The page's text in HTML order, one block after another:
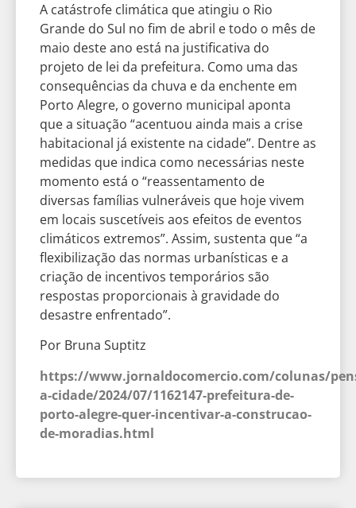
A catástrofe climática que atingiu o Rio
Grande do Sul no fim de abril e todo o mês de
maio deste ano está na justificativa do
projeto de lei da prefeitura. Como uma das
consequências da chuva e da enchente em
Porto Alegre, o governo municipal aponta
que a situação “acentuou ainda mais a crise
habitacional já existente na cidade”. Dentre as
medidas que indica como necessárias neste
momento está o “reassentamento de
diversas famílias vulneráveis que hoje vivem
em locais suscetíveis aos efeitos de eventos
climáticos extremos”. Assim, sustenta que “a
flexibilização das normas urbanísticas e a
criação de incentivos temporários são
respostas proporcionais à gravidade do
desastre enfrentado”.
Por Bruna Suptitz
https://www.jornaldocomercio.com/colunas/
a-cidade/2024/07/1162147-prefeitura-de-
porto-alegre-quer-incentivar-a-construcao-
de-moradias.html